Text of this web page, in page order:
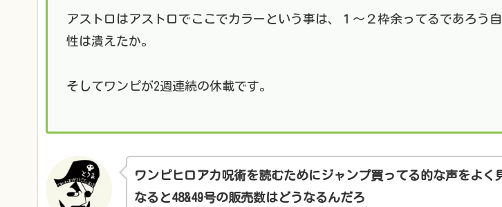
アストロはアストロでここでカラーという事は、１～２枠余ってるであろう
性は潰えたか。
そしてワンピが2週連続の休載です。
ワンピヒロアカ呪術を読むためにジャンプ買ってる的な声をよく
なると48&49号の販売数はどうなるんだろ